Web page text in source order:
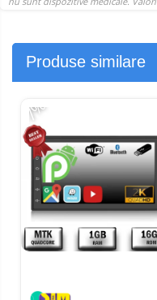
Produse similare
-7%